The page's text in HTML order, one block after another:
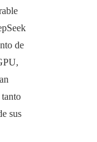
de
sus